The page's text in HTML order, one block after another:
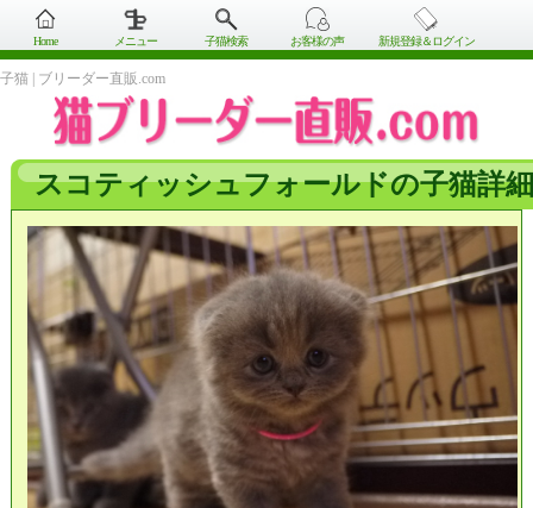
Home メニュー 子猫検索 お客様の声 新規登録＆ログイン
子猫 | ブリーダー直販.com
スコティッシュフォールドの子猫詳細